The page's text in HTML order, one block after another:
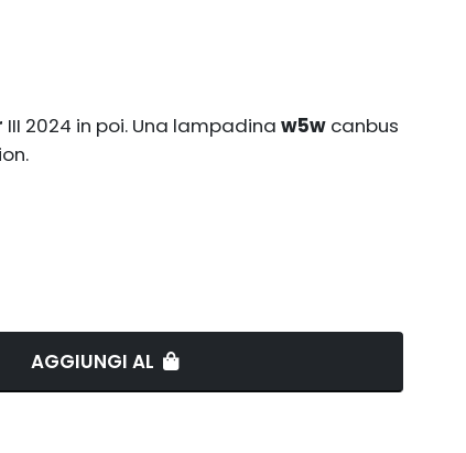
III 2024 in poi. Una lampadina w5wcanbus
AGGIUNGI AL